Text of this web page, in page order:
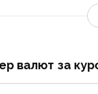
валют за